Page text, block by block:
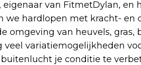
eigenaar van FitmetDylan, en
we hardlopen met kracht- en
omgeving van heuvels, gras,
veel variatiemogelijkheden
je conditie te